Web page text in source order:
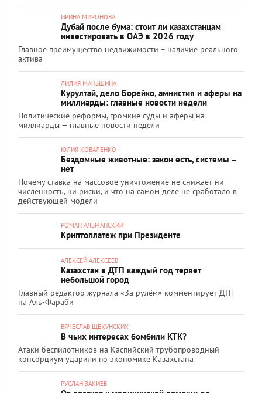
ИРИНА МИРОНОВА
Дубай после бума: стоит ли казахстанцам
инвестировать в ОАЭ в 2026 году
Главное преимущество недвижимости – наличие реального
актива
ЛИЛИЯ МАНЬШИНА
Курултай, дело Борейко, амнистия и аферы на
миллиарды: главные новости недели
Политические реформы, громкие суды и аферы на
миллиарды — главные новости недели
ЮЛИЯ КОВАЛЕНКО
Бездомные животные: закон есть, системы –
нет
Почему ставка на массовое уничтожение не снижает ни
численность, ни риски, и что на самом деле не сработало в
действующей модели
РОМАН АЛЬМАНСКИЙ
Криптоплатеж при Президенте
АЛЕКСЕЙ АЛЕКСЕЕВ
Казахстан в ДТП каждый год теряет
небольшой город
Главный редактор журнала «За рулём» комментирует ДТП
на Аль-Фараби
ВЯЧЕСЛАВ ЩЕКУНСКИХ
В чьих интересах бомбили КТК?
Атаки беспилотников на Каспийский трубопроводный
консорциум ударили по экономике Казахстана
РУСЛАН ЗАКИЕВ